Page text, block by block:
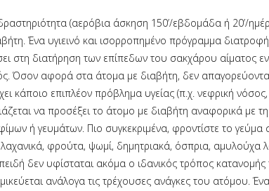
(αερόβια άσκηση 150’/εβδομάδα ή 20’/
Ένα υγιεινό και ισορροπημένο πρόγραμμα
στη διατήρηση των επίπεδων του σακχάρου αίματος
Όσον αφορά στα άτομα με διαβήτη, δεν
κάποιο επιπλέον πρόβλημα υγείας (π.χ. νεφρική
να προσέξει το άτομο με διαβήτη αναφορικά με
ή γευμάτων. Πιο συγκεκριμένα, φροντίστε το
φρούτα, ψωμί, δημητριακά, όσπρια, αμυλούχα
δεν υφίσταται ακόμα ο ιδανικός τρόπος
ανάλογα τις τρέχουσες ανάγκες του ατόμου.